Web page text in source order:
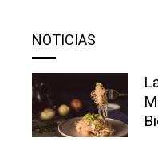
NOTICIAS